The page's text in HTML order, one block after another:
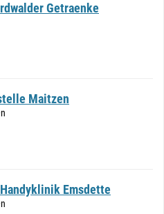
Getraenke
Maitzen
Emsdette